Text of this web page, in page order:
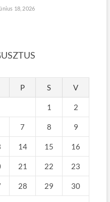
18, 2026
P S V
1 2
7 8 9
14 15 16
21 22 23
28 29 30